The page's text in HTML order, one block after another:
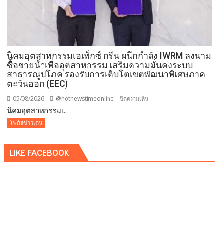
นิคมอุตสาหกรรมเอเพ็กซ์ กรีน ผนึกกำลัง IWRM ลงนาม
ซื้อขายน้ำเพื่ออุตสาหกรรม เสริมความมั่นคงระบบ
สาธารณูปโภค รองรับการเติบโตเขตพัฒนาพิเศษภาค
ตะวันออก (EEC)
05/08/2026 @hotnewstimeonline ปิดความเห็น
ซ์
​นิคมอุตสาหกรรมเ...
โฟกัสข่าวเด่น
LIKE FACEBOOK